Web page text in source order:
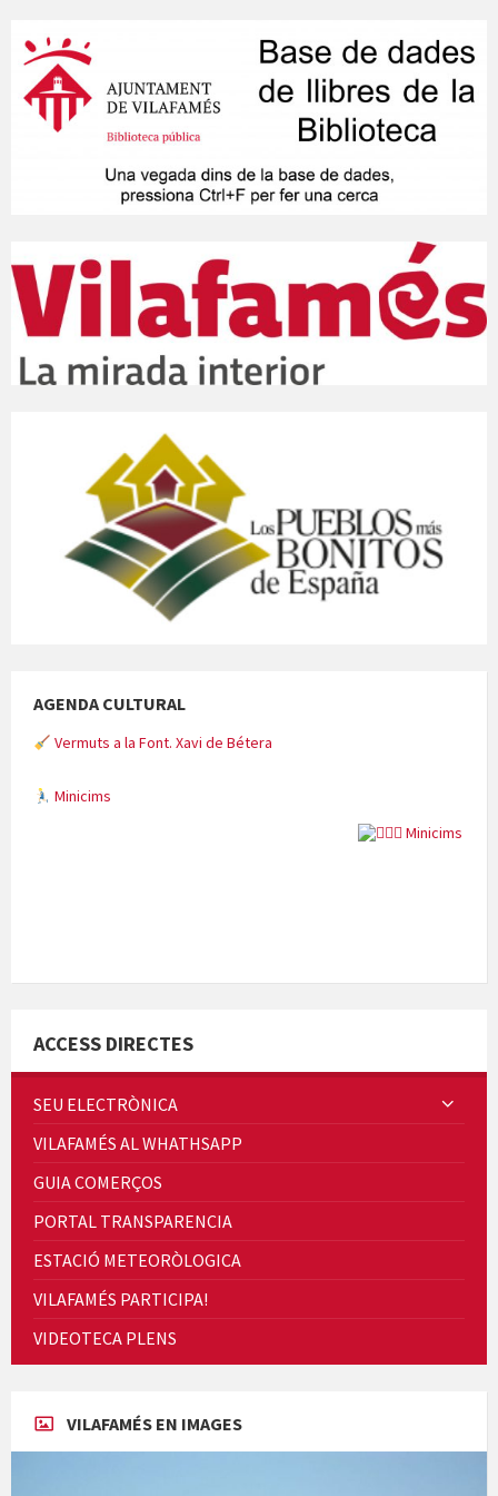
AGENDA CULTURAL
Vermuts a la Font. Xavi de Bétera
Minicims
Cicle de Cine i Dones rurals
Concerts al Museu
ACCESS DIRECTES
SEU ELECTRÒNICA
VILAFAMÉS AL WHATHSAPP
GUIA COMERÇOS
PORTAL TRANSPARENCIA
ESTACIÓ METEORÒLOGICA
VILAFAMÉS PARTICIPA!
VIDEOTECA PLENS
VILAFAMÉS EN IMAGES